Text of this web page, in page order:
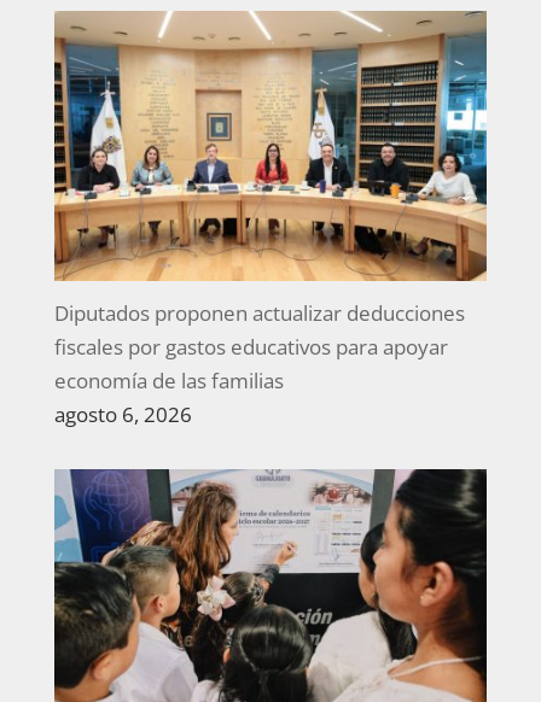
Diputados proponen actualizar deducciones
fiscales por gastos educativos para apoyar
economía de las familias
agosto 6, 2026